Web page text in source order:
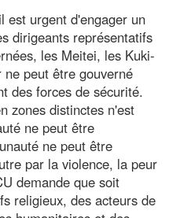
est urgent d'engager un
dirigeants représentatifs
les Meitei, les Kuki-
peut être gouverné
des forces de sécurité.
zones distinctes n'est
ne peut être
ne peut être
par la violence, la peur
demande que soit
religieux, des acteurs de